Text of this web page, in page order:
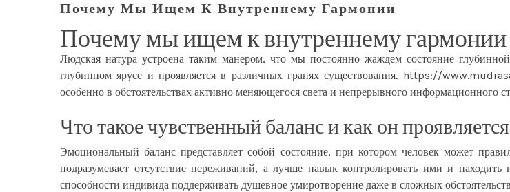
Почему Мы Ищем К Внутреннему Гармонии
Почему мы ищем к внутреннему гармонии
Людская натура устроена таким манером, что мы постоянно жаждем состояние
глубинном ярусе и проявляется в различных гранях существования. https://
особенно в обстоятельствах активно меняющегося света и непрерывного информационного
Что такое чувственный баланс и как он проявляется
Эмоциональный баланс представляет собой состояние, при котором человек может
подразумевает отсутствие переживаний, а лучше навык контролировать ими и
способности индивида поддерживать душевное умиротворение даже в сложных